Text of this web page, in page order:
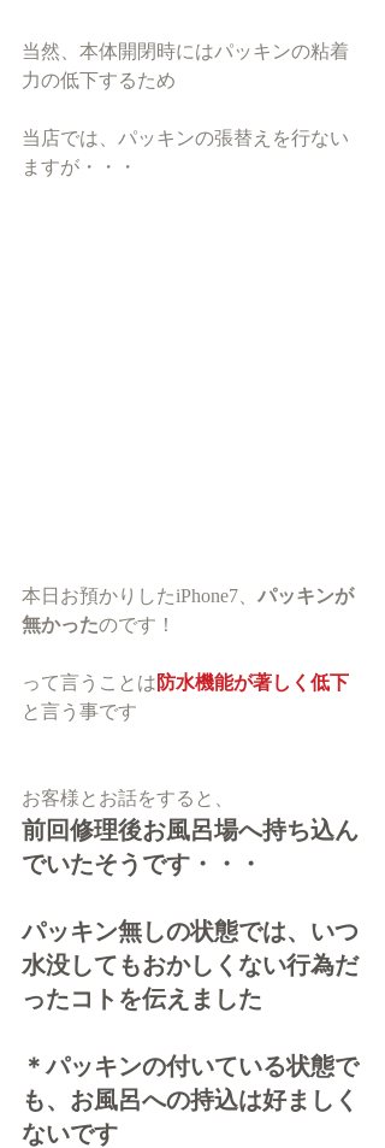
当然、本体開閉時にはパッキンの粘着
力の低下するため
当店では、パッキンの張替えを行ない
ますが・・・
本日お預かりしたiPhone7、 パッキンが
無かったのです！
って言うことは 防水機能が著しく低下
と言う事です
お客様とお話をすると、
前回修理後お風呂場へ持ち込ん
でいたそうです・・・
パッキン無しの状態では、 いつ
水没してもおかしくない行為だ
ったコトを伝えました
＊パッキンの付いている状態で
も、 お風呂への持込は好ましく
ないです